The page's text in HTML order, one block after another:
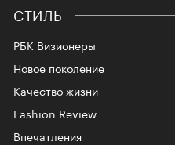
СТИЛЬ
РБК Визионеры
Новое поколение
Качество жизни
Fashion Review
Впечатления